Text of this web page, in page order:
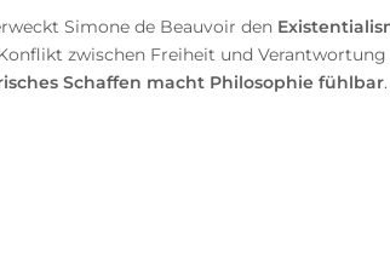
Simone de Beauvoir den
zwischen Freiheit und
Schaffen macht Philosophie fühlbar.